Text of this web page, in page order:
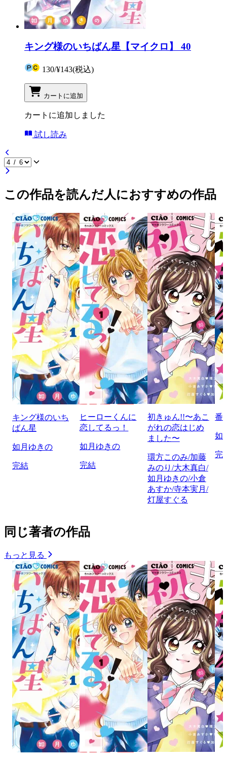
キング様のいちばん星【マイクロ】 40
130/¥143(税込)
カートに追加
カートに追加しました
試し読み
この作品を読んだ人におすすめの作品
キング様のいち
ばん星
如月ゆきの
完結
ヒーローくんに
恋してるっ！
如月ゆきの
完結
初きゅん!!〜あこ
がれの恋はじめ
ました〜
環方このみ/加藤
みのり/大木真白/
如月ゆきの/小倉
あすか/寺本実月/
灯屋すぐる
番
如
完
同じ著者の作品
もっと見る